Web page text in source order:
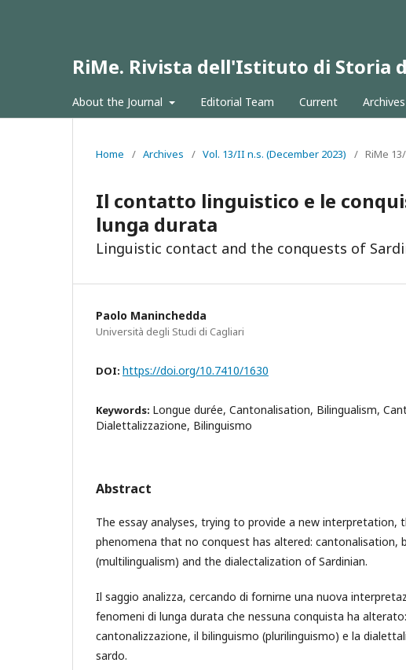
RiMe. Rivista dell'Istituto di Storia
About the Journal Editorial Team Current Archives
Home / Archives / Vol. 13/II n.s. (December 2023) / RiMe
Il contatto linguistico e le
lunga durata
Linguistic contact and the conquests of
Paolo Maninchedda
Università degli Studi di Cagliari
DOI: https://doi.org/10.7410/1630
Keywords: Longue durée, Cantonalisation, Bilingualism,
Dialettalizzazione, Bilinguismo
Abstract
The essay analyses, trying to provide a new interpretation,
phenomena that no conquest has altered: cantonalisation,
(multilingualism) and the dialectalization of Sardinian.
Il saggio analizza, cercando di fornirne una nuova
fenomeni di lunga durata che nessuna conquista ha
cantonalizzazione, il bilinguismo (plurilinguismo) e la
sardo.